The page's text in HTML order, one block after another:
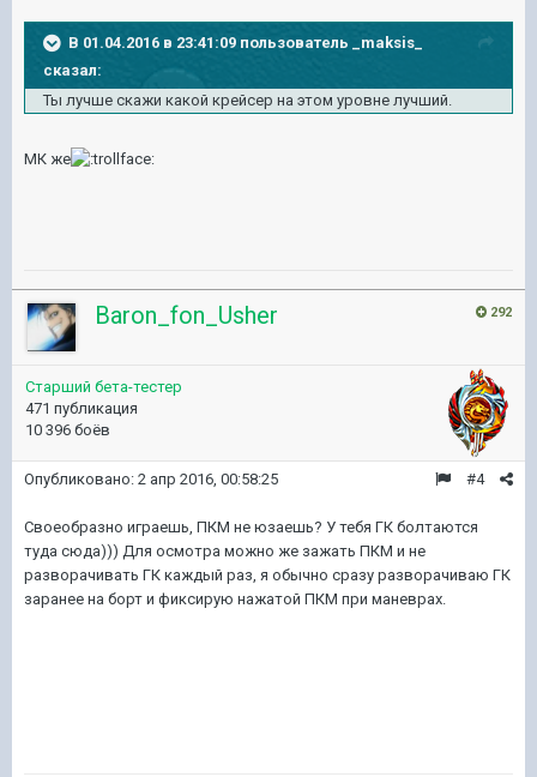
В 01.04.2016 в 23:41:09 пользователь _maksis_
сказал:
Ты лучше скажи какой крейсер на этом уровне лучший.
МК же
292
Baron_fon_Usher
Старший бета-тестер
471 публикация
10 396 боёв
#4
Опубликовано: 2 апр 2016, 00:58:25
Своеобразно играешь, ПКМ не юзаешь? У тебя ГК болтаются
туда сюда))) Для осмотра можно же зажать ПКМ и не
разворачивать ГК каждый раз, я обычно сразу разворачиваю ГК
заранее на борт и фиксирую нажатой ПКМ при маневрах.